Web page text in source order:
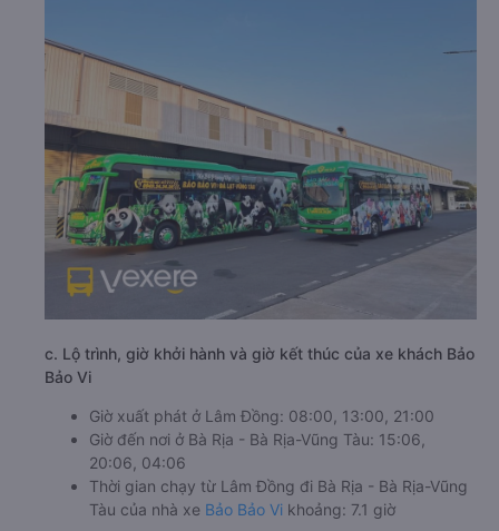
c. Lộ trình, giờ khởi hành và giờ kết thúc của xe khách Bảo
Bảo Vi
Giờ xuất phát ở Lâm Đồng: 08:00, 13:00, 21:00
Giờ đến nơi ở Bà Rịa - Bà Rịa-Vũng Tàu: 15:06,
20:06, 04:06
Thời gian chạy từ Lâm Đồng đi Bà Rịa - Bà Rịa-Vũng
Tàu của nhà xe Bảo Bảo Vi khoảng: 7.1 giờ